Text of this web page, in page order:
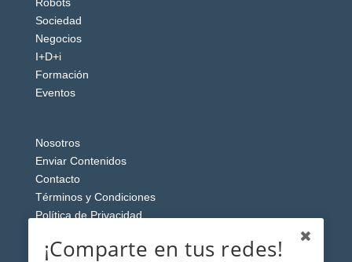
Sociedad
Negocios
I+D+i
Formación
Eventos
Nosotros
Enviar Contenidos
Contacto
Términos y Condiciones
Política de Privacidad
¡Comparte en tus redes!